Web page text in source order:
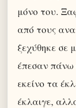
μόνο του.
από τους
ξεχύθηκε σε
έπεσαν πάνω
εκείνο τα
έκλαιγε,